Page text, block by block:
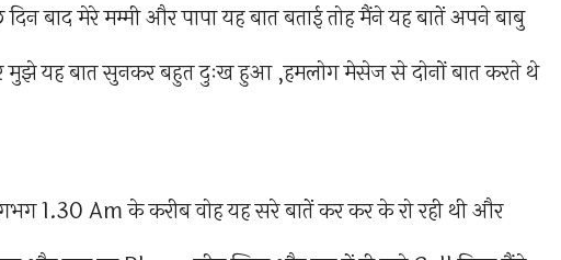
बाद मेरे मम्मी और पापा यह बात बताई तोह मैंने यह बातें अपने बाबु
यह बात सुनकर बहुत दुःख हुआ ,हमलोग मेसेज से दोनों बात करते थे
1.30 Am के करीब वोह यह सरे बातें कर कर के रो रही थी और